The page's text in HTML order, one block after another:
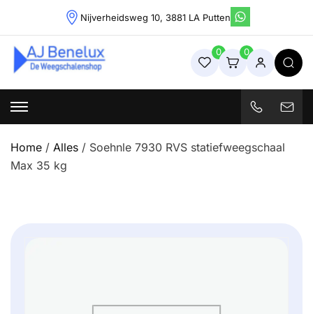
content
Nijverheidsweg 10, 3881 LA Putten
Weegschalenshop | Precisieweegschalen & Industriële
Weegoplossingen
0 0
Home / Alles / Soehnle 7930 RVS statiefweegschaal
Max 35 kg